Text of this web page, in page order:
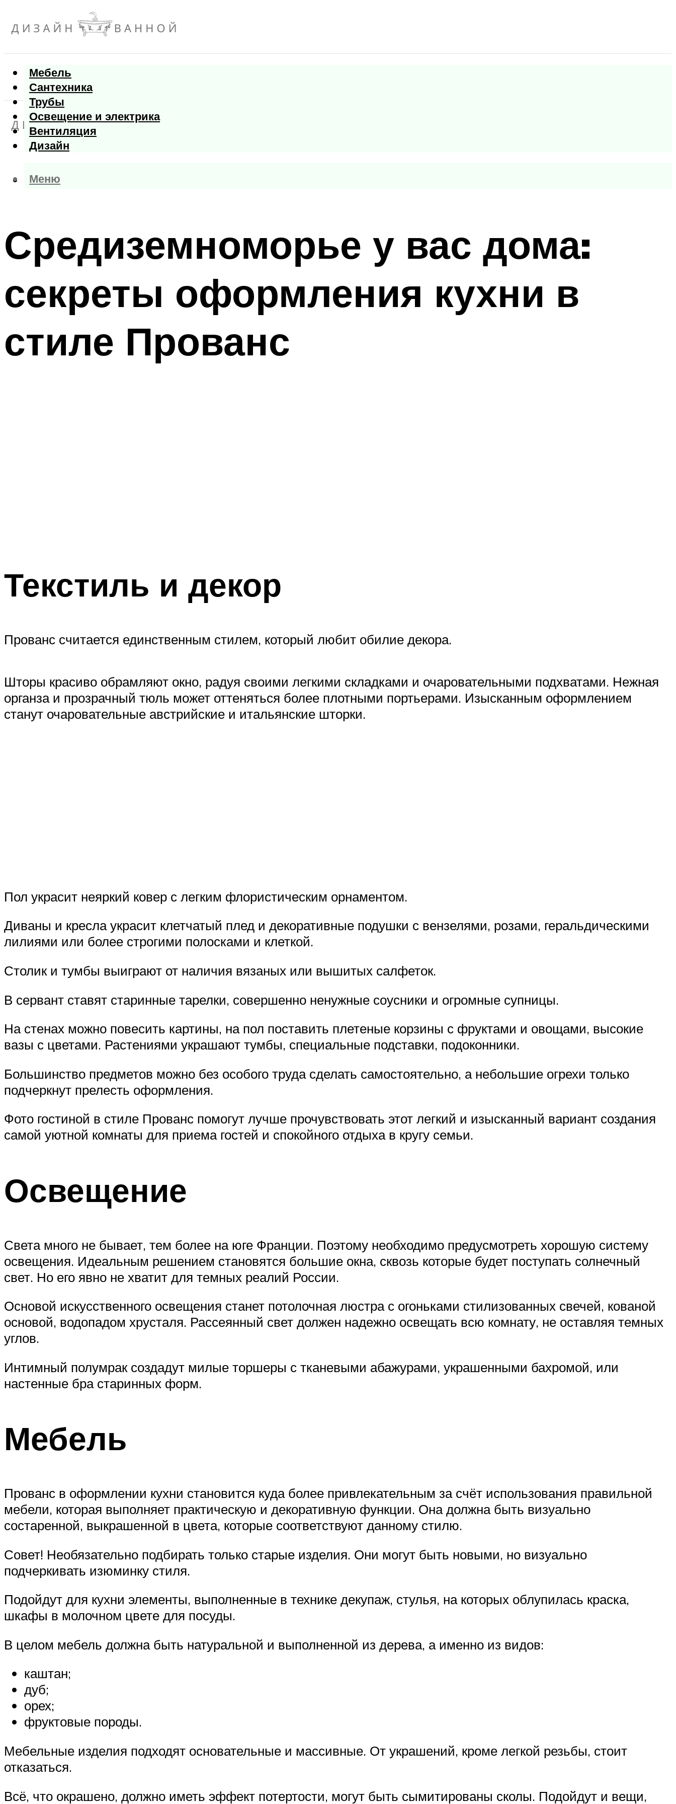
Мебель
Сантехника
Трубы
Освещение и электрика
Вентиляция
Дизайн
Меню
Меню
Средиземноморье у вас дома:
секреты оформления кухни в
стиле Прованс
Текстиль и декор
Прованс считается единственным стилем, который любит обилие декора.
Шторы красиво обрамляют окно, радуя своими легкими складками и очаровательными подхватами. Нежная
органза и прозрачный тюль может оттеняться более плотными портьерами. Изысканным оформлением
станут очаровательные австрийские и итальянские шторки.
Пол украсит неяркий ковер с легким флористическим орнаментом.
Диваны и кресла украсит клетчатый плед и декоративные подушки с вензелями, розами, геральдическими
лилиями или более строгими полосками и клеткой.
Столик и тумбы выиграют от наличия вязаных или вышитых салфеток.
В сервант ставят старинные тарелки, совершенно ненужные соусники и огромные супницы.
На стенах можно повесить картины, на пол поставить плетеные корзины с фруктами и овощами, высокие
вазы с цветами. Растениями украшают тумбы, специальные подставки, подоконники.
Большинство предметов можно без особого труда сделать самостоятельно, а небольшие огрехи только
подчеркнут прелесть оформления.
Фото гостиной в стиле Прованс помогут лучше прочувствовать этот легкий и изысканный вариант создания
самой уютной комнаты для приема гостей и спокойного отдыха в кругу семьи.
Освещение
Света много не бывает, тем более на юге Франции. Поэтому необходимо предусмотреть хорошую систему
освещения. Идеальным решением становятся большие окна, сквозь которые будет поступать солнечный
свет. Но его явно не хватит для темных реалий России.
Основой искусственного освещения станет потолочная люстра с огоньками стилизованных свечей, кованой
основой, водопадом хрусталя. Рассеянный свет должен надежно освещать всю комнату, не оставляя темных
углов.
Интимный полумрак создадут милые торшеры с тканевыми абажурами, украшенными бахромой, или
настенные бра старинных форм.
Мебель
Прованс в оформлении кухни становится куда более привлекательным за счёт использования правильной
мебели, которая выполняет практическую и декоративную функции. Она должна быть визуально
состаренной, выкрашенной в цвета, которые соответствуют данному стилю.
Совет! Необязательно подбирать только старые изделия. Они могут быть новыми, но визуально
подчеркивать изюминку стиля.
Подойдут для кухни элементы, выполненные в технике декупаж, стулья, на которых облупилась краска,
шкафы в молочном цвете для посуды.
В целом мебель должна быть натуральной и выполненной из дерева, а именно из видов:
каштан;
дуб;
орех;
фруктовые породы.
Мебельные изделия подходят основательные и массивные. От украшений, кроме легкой резьбы, стоит
отказаться.
Всё, что окрашено, должно иметь эффект потертости, могут быть сымитированы сколы. Подойдут и вещи,